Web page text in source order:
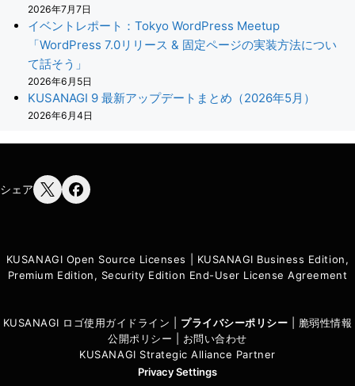
2026年7月7日
イベントレポート：Tokyo WordPress Meetup
「WordPress 7.0リリース & 固定ページの実装方法につい
て話そう」
2026年6月5日
KUSANAGI 9 最新アップデートまとめ（2026年5月）
2026年6月4日
シェア
KUSANAGI Open Source Licenses
KUSANAGI Business Edition,
Premium Edition, Security Edition End-User License Agreement
KUSANAGI ロゴ使用ガイドライン プライバシーポリシー
脆弱性情報
公開ポリシー
お問い合わせ
KUSANAGI Strategic Alliance Partner
Privacy Settings